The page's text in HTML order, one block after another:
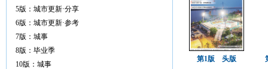
5版：城市更新·分享
6版：城市更新·参考
7版：城事
8版：毕业季
10版：城事
第1版 头版